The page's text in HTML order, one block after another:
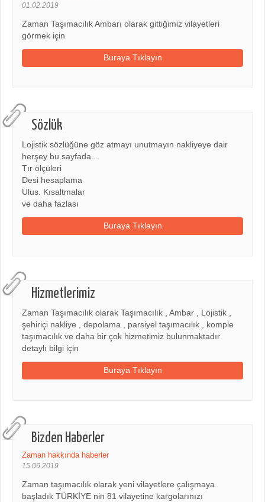
01.02.2019
Zaman Taşımacılık Ambarı olarak gittiğimiz vilayetleri
görmek için
Buraya Tıklayın
Sözlük
Lojistik sözlüğüne göz atmayı unutmayın nakliyeye dair
herşey bu sayfada...
Tır ölçüleri
Desi hesaplama
Ulus. Kısaltmalar
ve daha fazlası
Buraya Tıklayın
Hizmetlerimiz
Zaman Taşımacılık olarak Taşımacılık , Ambar , Lojistik ,
şehiriçi nakliye , depolama , parsiyel taşımacılık , komple
taşımacılık ve daha bir çok hizmetimiz bulunmaktadır
detaylı bilgi için
Buraya Tıklayın
Bizden Haberler
Zaman hakkında haberler
15.06.2019
Zaman taşımacılık olarak yeni vilayetlere çalışmaya
başladık TÜRKİYE nin 81 vilayetine kargolarınızı